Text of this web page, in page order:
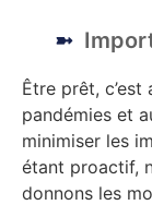
Être prêt,
pandémies et
minimiser les
étant proactif,
donnons les